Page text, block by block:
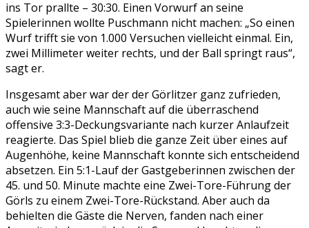
ins Tor prallte – 30:30. Einen Vorwurf an seine
Spielerinnen wollte Puschmann nicht machen: „So einen
Wurf trifft sie von 1.000 Versuchen vielleicht einmal. Ein,
zwei Millimeter weiter rechts, und der Ball springt raus“,
sagt er.
Insgesamt aber war der der Görlitzer ganz zufrieden,
auch wie seine Mannschaft auf die überraschend
offensive 3:3-Deckungsvariante nach kurzer Anlaufzeit
reagierte. Das Spiel blieb die ganze Zeit über eines auf
Augenhöhe, keine Mannschaft konnte sich entscheidend
absetzen. Ein 5:1-Lauf der Gastgeberinnen zwischen der
45. und 50. Minute machte eine Zwei-Tore-Führung der
Görls zu einem Zwei-Tore-Rückstand. Aber auch da
behielten die Gäste die Nerven, fanden nach einer